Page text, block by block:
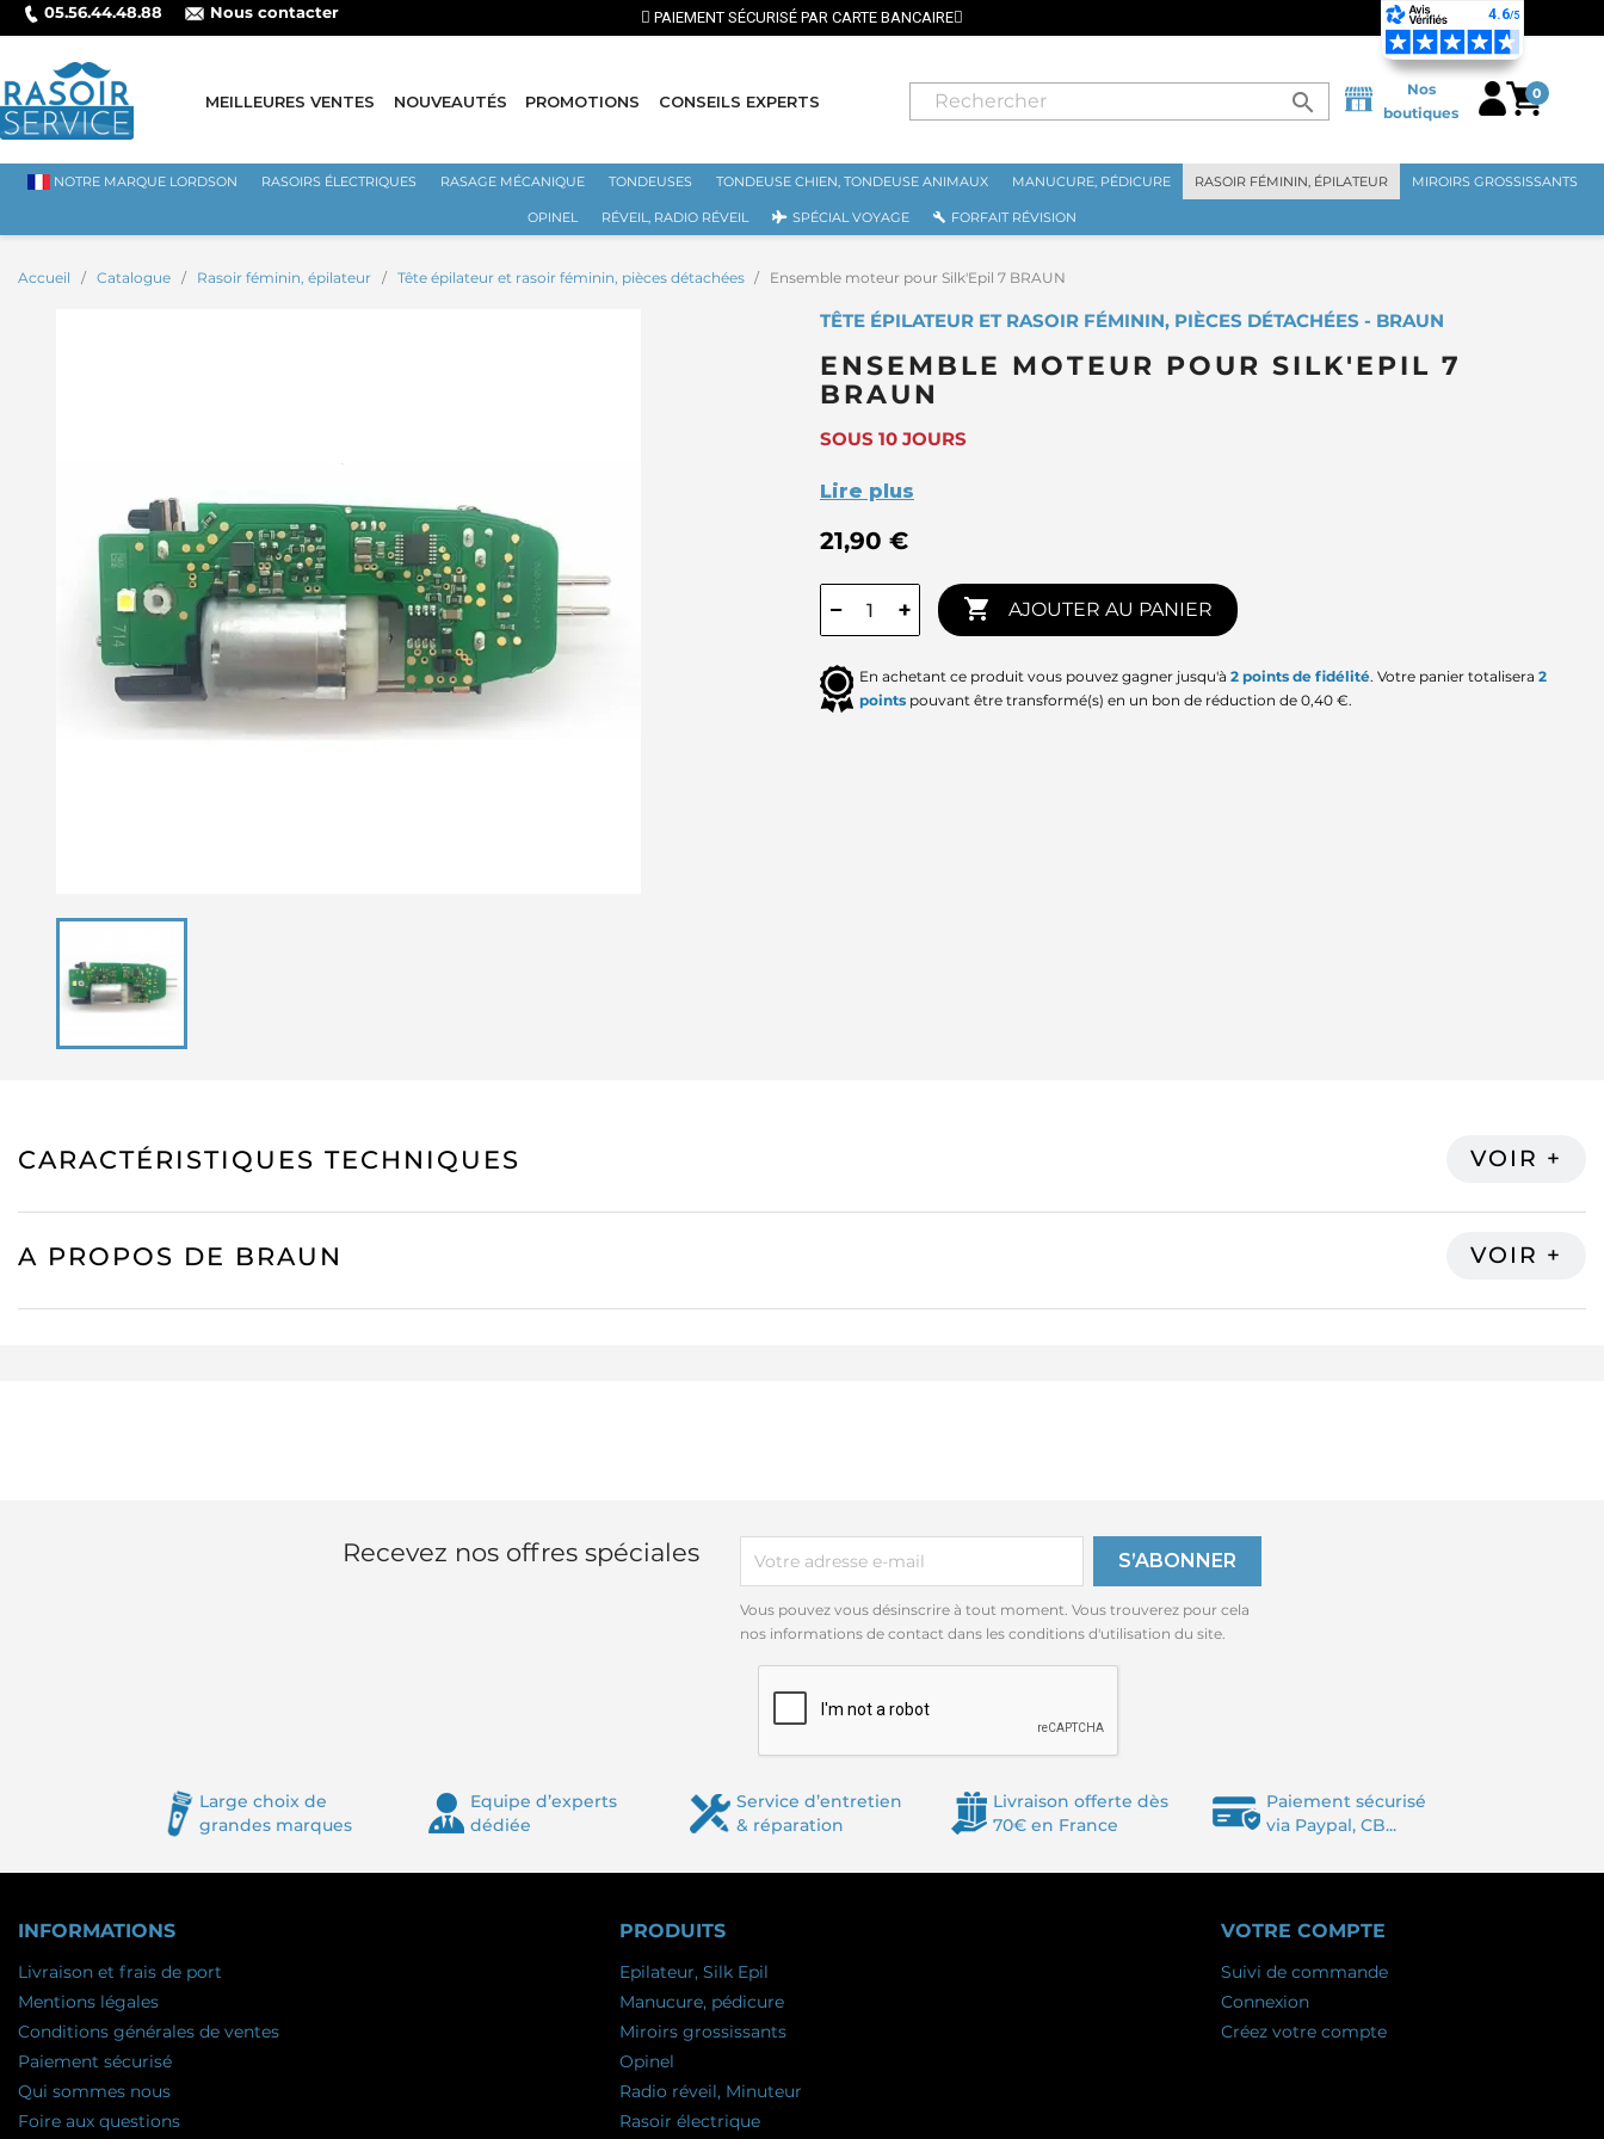
05.56.44.48.88 Nous contacter PAIEMENT SÉCURISÉ PAR CARTE BANCAIRE
MEILLEURES VENTES NOUVEAUTÉS PROMOTIONS CONSEILS EXPERTS search
Nos
boutiques
0
NOTRE MARQUE LORDSON RASOIRS ÉLECTRIQUES RASAGE MÉCANIQUE TONDEUSES TONDEUSE CHIEN, TONDEUSE ANIMAUX MANUCURE, PÉDICURE RASOIR FÉMININ, ÉPILATEUR MIROIRS GROSSISSANTS
OPINEL RÉVEIL, RADIO RÉVEIL SPÉCIAL VOYAGE FORFAIT RÉVISION
Accueil Catalogue Rasoir féminin, épilateur Tête épilateur et rasoir féminin, pièces détachées Ensemble moteur pour Silk'Epil 7 BRAUN
TÊTE ÉPILATEUR ET RASOIR FÉMININ, PIÈCES DÉTACHÉES - BRAUN
ENSEMBLE MOTEUR POUR SILK'EPIL 7
BRAUN
SOUS 10 JOURS
Lire plus
21,90 €
− +  AJOUTER AU PANIER
En achetant ce produit vous pouvez gagner jusqu'à 2 points de fidélité. Votre panier totalisera 2
points pouvant être transformé(s) en un bon de réduction de 0,40 €.
CARACTÉRISTIQUES TECHNIQUES
A PROPOS DE BRAUN
Recevez nos offres spéciales
Vous pouvez vous désinscrire à tout moment. Vous trouverez pour cela
nos informations de contact dans les conditions d'utilisation du site.
Large choix de
grandes marques
Equipe d’experts
dédiée
Service d’entretien
& réparation
Livraison offerte dès
70€ en France
Paiement sécurisé
via Paypal, CB...
INFORMATIONS
Livraison et frais de port
Mentions légales
Conditions générales de ventes
Paiement sécurisé
Qui sommes nous
Foire aux questions
PRODUITS
Epilateur, Silk Epil
Manucure, pédicure
Miroirs grossissants
Opinel
Radio réveil, Minuteur
Rasoir électrique
VOTRE COMPTE
Suivi de commande
Connexion
Créez votre compte